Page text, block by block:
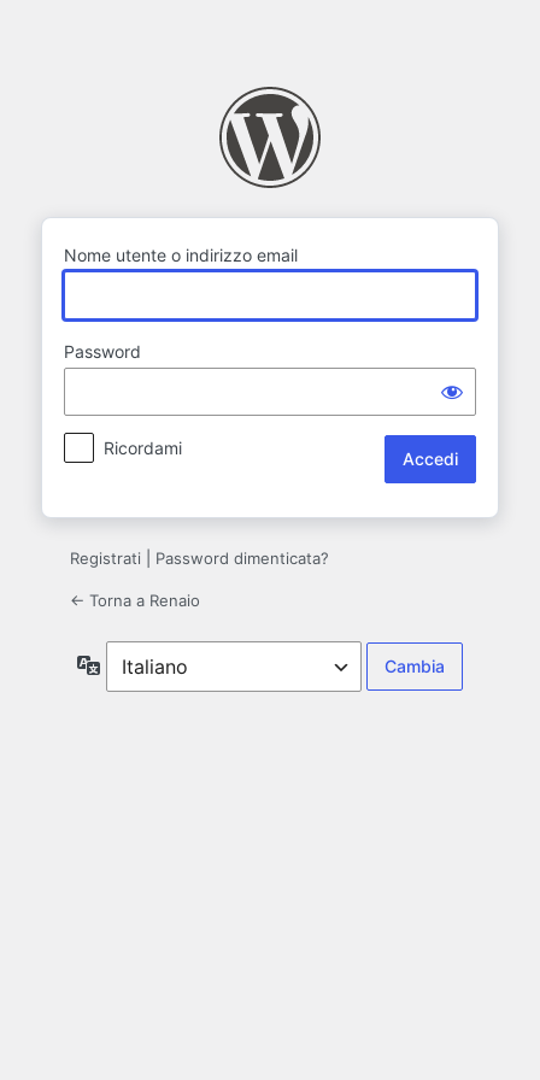
Nome utente o indirizzo email
Password
Ricordami
Registrati Password dimenticata?
← Torna a Renaio
Lingua